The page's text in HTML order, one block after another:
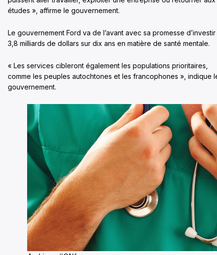
études », affirme le gouvernement.
Le gouvernement Ford va de l’avant avec sa promesse d’investir
3,8 milliards de dollars sur dix ans en matière de santé mentale.
« Les services cibleront également les populations prioritaires,
comme les peuples autochtones et les francophones », indique
gouvernement.